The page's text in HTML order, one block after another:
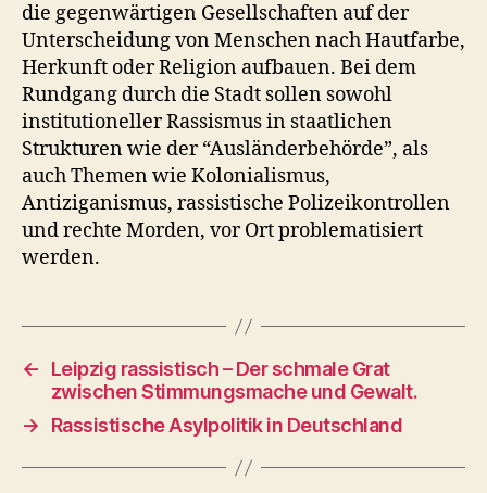
die gegenwärtigen Gesellschaften auf der
Unterscheidung von Menschen nach Hautfarbe,
Herkunft oder Religion aufbauen. Bei dem
Rundgang durch die Stadt sollen sowohl
institutioneller Rassismus in staatlichen
Strukturen wie der “Ausländerbehörde”, als
auch Themen wie Kolonialismus,
Antiziganismus, rassistische Polizeikontrollen
und rechte Morden, vor Ort problematisiert
werden.
←
Leipzig rassistisch – Der schmale Grat
zwischen Stimmungsmache und Gewalt.
→
Rassistische Asylpolitik in Deutschland